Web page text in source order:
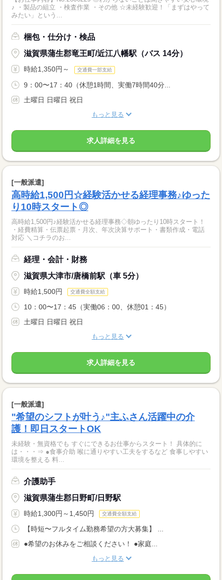
♪ ・製品の組立 ・検査作業 ・その他 ☆未経験歓迎！「まずはやって
みたい」という...
梱包・仕分け・検品
滋賀県蒲生郡竜王町/近江八幡駅（バス 14分）
時給1,350円～ 交通費一部支給
9：00〜17：40（休憩1時間、実働7時間40分...
土曜日 日曜日 祝日
もっと見る
求人詳細を見る
[一般派遣]
高時給1,500円☆経験活かせる経理事務♪ゆった
り10時スタート◎
高時給1,500円♪経験活かせる経理事務◇朝ゆったり10時スタート！
・経費精算・伝票起票・月次、年次決算サポート・書類作成・電話
対応 ＼コチラのお...
経理・会計・財務
滋賀県大津市/唐橋前駅（車 5分）
時給1,500円 交通費全額支給
10：00〜17：45（実働06：00、休憩01：45）
土曜日 日曜日 祝日
もっと見る
求人詳細を見る
[一般派遣]
"希望のシフトが叶う♪"主ふさん活躍中の介
護！即日スタートOK
未経験・無資格でも すぐにできるお仕事からスタート！ 具体的に
は・・・⇒ ●食事介助 喉に通りやすい工夫をするなど 食事しやすい
環境を整える 料...
介護助手
滋賀県蒲生郡日野町/日野駅
時給1,300円～1,450円 交通費全額支給
【時短〜フルタイム勤務希望の方大募集】 ...
●希望のお休みをご相談ください！ ●家庭...
もっと見る